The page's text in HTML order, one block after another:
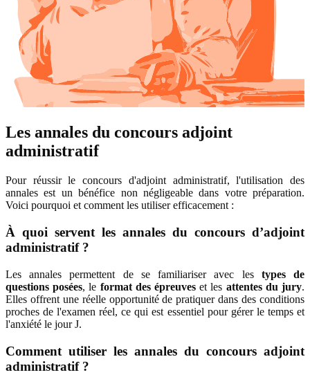
Les annales du concours adjoint
administratif
Pour réussir le concours d'adjoint administratif, l'utilisation des
annales est un bénéfice non négligeable dans votre préparation.
Voici pourquoi et comment les utiliser efficacement :
À quoi servent les annales du concours d’adjoint
administratif ?
Les annales permettent de se familiariser avec les types de
questions posées, le format des épreuves et les attentes du jury.
Elles offrent une réelle opportunité de pratiquer dans des conditions
proches de l'examen réel, ce qui est essentiel pour gérer le temps et
l'anxiété le jour J.
Comment utiliser les annales du concours adjoint
administratif ?